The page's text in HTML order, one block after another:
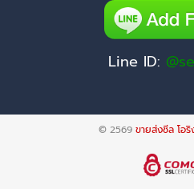
Line ID:
© 2569 ขายส่งซีล โอ